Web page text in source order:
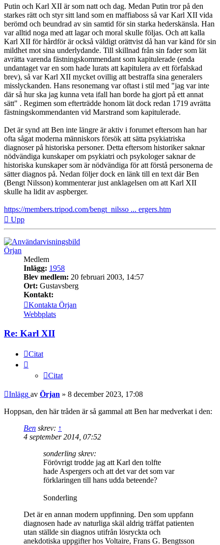
Putin och Karl XII är som natt och dag. Medan Putin tror på den
starkes rätt och styr sitt land som en maffiaboss så var Karl XII vida
berömd och beundrad av sin samtid för sin starka hederskänsla. Han
var alltid noga med att lagar och moral skulle följas. Och att kalla
Karl XII för hårdför är också väldigt orättvist då han var känd för sin
mildhet mot sina underlydande. Till skillnad från sin fader som lät
avrätta varenda fästningskommendant som kapitulerade (enda
undantaget var en som hade lurats att kapitulera av ett förfalskad
brev), så var Karl XII mycket ovillig att bestraffa sina generalers
misslyckanden. Hans resonemang var oftast i stil med "jag var inte
där så hur ska jag kunna veta ifall han borde ha gjort på ett annat
sätt" . Regimen som efterträdde honom lät dock redan 1719 avrätta
fästningskommendanten vid Marstrand som kapitulerade.
Det är synd att Ben inte längre är aktiv i forumet eftersom han har
ofta sågat moderna människors försök att sätta psykiatriska
diagnoser på historiska personer. Detta eftersom historiker saknar
nödvändiga kunskaper om psykiatri och psykologer saknar de
historiska kunskaper som är nödvändiga för att förstå personerna de
sätter diagnos på. Nedan följer dock en länk till en text där Ben
(Bengt Nilsson) kommenterar just anklagelsen om att Karl XII
skulle ha lidit av aspberger.
https://members.tripod.com/bengt_nilsso ... ergers.htm
Upp
Örjan
Medlem
Inlägg: 1958
Blev medlem: 20 februari 2003, 14:57
Ort: Gustavsberg
Kontakt:
Kontakta Örjan
Webbplats
Re: Karl XII
Citat
Citat
Inlägg av Örjan » 8 december 2023, 17:08
Hoppsan, den här tråden är så gammal att Ben har medverkat i den:
Ben skrev: ↑
4 september 2014, 07:52
sonderling skrev:
Förövrigt trodde jag att Karl den tolfte
hade Aspergers och att det var det som var
förklaringen till hans udda beteende?
Sonderling
Det är en annan modern uppfinning. Den som uppfann
diagnosen hade av naturliga skäl aldrig träffat patienten
utan ställde sin diagnos utifrån lösryckta och
anekdotiska uppgifter hos Voltaire, Frans G. Bengtsson